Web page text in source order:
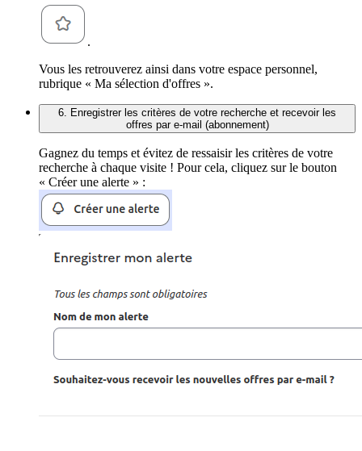
.
Vous les retrouverez ainsi dans votre espace personnel,
rubrique « Ma sélection d'offres ».
6. Enregistrer les critères de votre recherche et recevoir les
offres par e-mail (abonnement)
Gagnez du temps et évitez de ressaisir les critères de votre
recherche à chaque visite ! Pour cela, cliquez sur le bouton
« Créer une alerte » :